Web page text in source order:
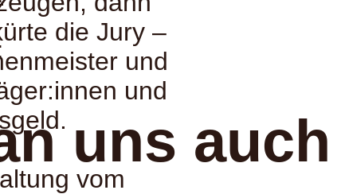
uns
die Jury –
und
und
vom